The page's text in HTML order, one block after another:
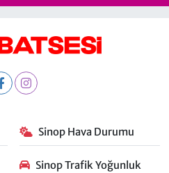
Sinop Hava Durumu
Sinop Trafik Yoğunluk